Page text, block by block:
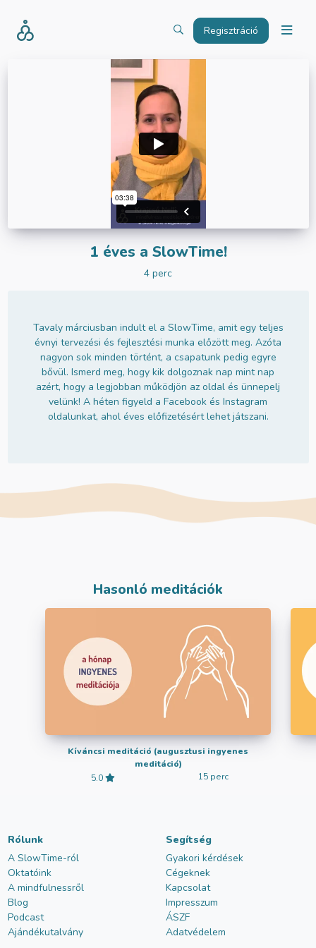
Regisztráció
1 éves a SlowTime!
4 perc
Tavaly márciusban indult el a SlowTime, amit egy teljes
évnyi tervezési és fejlesztési munka előzött meg. Azóta
nagyon sok minden történt, a csapatunk pedig egyre
bővül. Ismerd meg, hogy kik dolgoznak nap mint nap
azért, hogy a legjobban működjön az oldal és ünnepelj
velünk! A héten figyeld a Facebook és Instagram
oldalunkat, ahol éves előfizetésért lehet játszani.
Hasonló meditációk
Kíváncsi meditáció (augusztusi ingyenes
meditáció)
5.0
15 perc
Rólunk
A SlowTime-ról
Oktatóink
A mindfulnessről
Blog
Podcast
Ajándékutalvány
Segítség
Gyakori kérdések
Cégeknek
Kapcsolat
Impresszum
ÁSZF
Adatvédelem